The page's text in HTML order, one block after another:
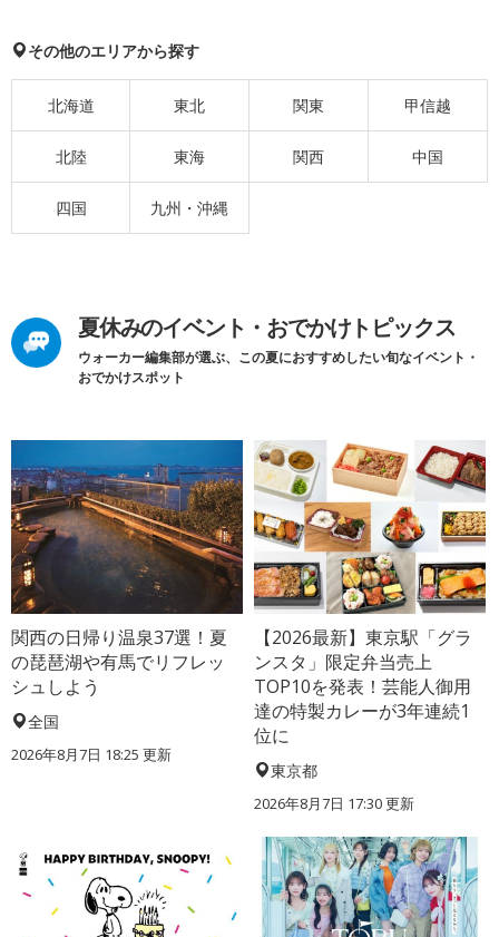
その他のエリアから探す
北海道 東北 関東 甲信越
北陸 東海 関西 中国
四国 九州・沖縄
夏休みのイベント・おでかけトピックス
ウォーカー編集部が選ぶ、この夏におすすめしたい旬なイベント・
おでかけスポット
関西の日帰り温泉37選！夏
の琵琶湖や有馬でリフレッ
シュしよう
全国
2026年8月7日 18:25 更新
【2026最新】東京駅「グラ
ンスタ」限定弁当売上
TOP10を発表！芸能人御用
達の特製カレーが3年連続1
位に
東京都
2026年8月7日 17:30更新